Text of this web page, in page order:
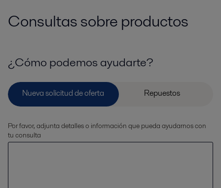
Consultas sobre productos
¿Cómo podemos ayudarte?
Por favor, adjunta detalles o información que pueda ayudarnos con
tu consulta